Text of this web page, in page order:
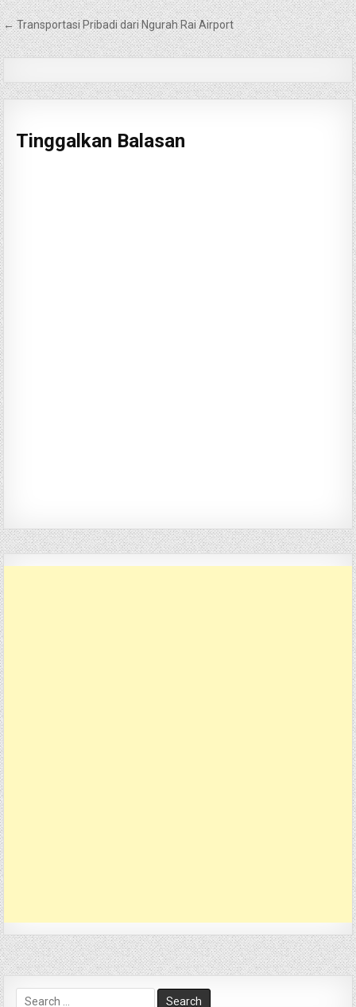
Navigasi
pos
← Transportasi Pribadi dari Ngurah Rai Airport
Tinggalkan Balasan
Search